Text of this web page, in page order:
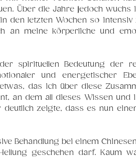
Über die Jahre jedoch
den letzten Wochen so
an meine körperliche und
spirituellen Bedeutung der
und energetischer
das ich über diese
an dem all dieses Wissen und
zeigte, dass es nun
Behandlung bei einem
geschehen darf. Kaum